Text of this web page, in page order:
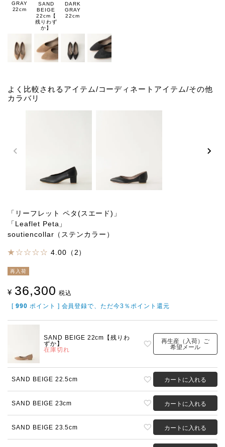
GRAY
22cm
SAND
BEIGE
22cm【
残りわず
か】
DARK
GRAY
22cm
よく比較されるアイテム/コーディネートアイテム/その他
カラバリ
「リーフレット ペタ(スエード)」
「Leaflet Peta」
soutiencollar（ステンカラー）
4.00（2）
再入荷
¥ 36,300 税込
[ 990 ポイント ] 会員登録で、ただ今3％ポイント還元
SAND BEIGE 22cm【残りわ
ずか】
在庫切れ
再生産（入荷）ご
希望メール
SAND BEIGE 22.5cm カートに入れる
SAND BEIGE 23cm カートに入れる
SAND BEIGE 23.5cm カートに入れる